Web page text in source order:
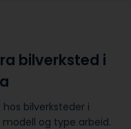
bilverksted i
bilverksteder i
og type arbeid.